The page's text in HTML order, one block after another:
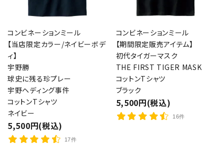
コンビネーションミール
【当店限定カラー/ネイビーボデ
ィ】
宇野勝
球史に残る珍プレー
宇野ヘディング事件
コットンTシャツ
ネイビー
5,500円(税込)
17件
コンビネーションミール
【期間限定販売アイテム】
初代タイガーマスク
THE FIRST TIGER MASK
コットンTシャツ
ブラック
5,500円(税込)
16件